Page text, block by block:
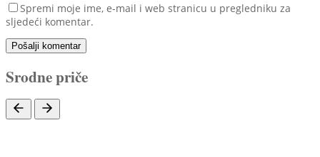
Spremi moje ime, e-mail i web stranicu u pregledniku za
sljedeći komentar.
Pošalji komentar
Srodne priče